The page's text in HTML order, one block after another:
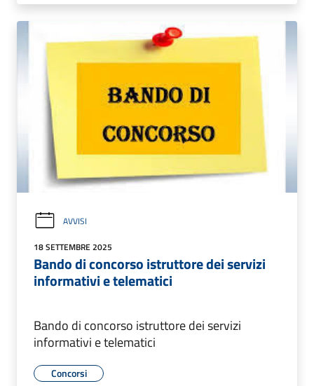
AVVISI
18 SETTEMBRE 2025
Bando di concorso istruttore dei servizi
informativi e telematici
Bando di concorso istruttore dei servizi
informativi e telematici
Concorsi